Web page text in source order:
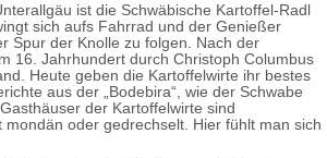
ist die Schwäbische Kartoffel-Radl
sich aufs Fahrrad und der Genießer
Spur der Knolle zu folgen. Nach der
16. Jahrhundert durch Christoph Columbus
Heute geben die Kartoffelwirte ihr bestes
aus der „Bodebira“, wie der Schwabe
der Kartoffelwirte sind
mondän oder gedrechselt. Hier fühlt man sich